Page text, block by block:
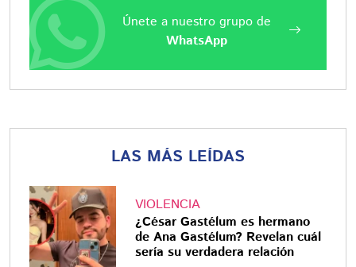
Únete a nuestro grupo de
WhatsApp
LAS MÁS LEÍDAS
VIOLENCIA
¿César Gastélum es hermano
de Ana Gastélum? Revelan cuál
sería su verdadera relación